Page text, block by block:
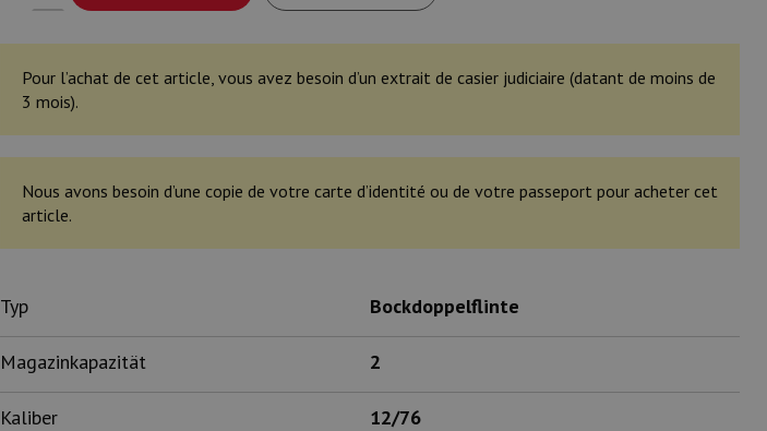
Pour l’achat de cet article, vous avez besoin d’un extrait de casier judiciaire (datant de moins de
3 mois).
Nous avons besoin d’une copie de votre carte d’identité ou de votre passeport pour acheter cet
article.
Typ Bockdoppelflinte
Magazinkapazität 2
Kaliber 12/76